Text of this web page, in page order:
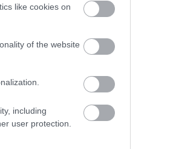
like cookies on
of the website
including
user protection.
BESZÁMOLÓK
ZENÉS TÁBOR
VOLT A VÍRUS
ZAJ FESZTIVÁL
SOHA NEM
BESZÁMOLÓNK